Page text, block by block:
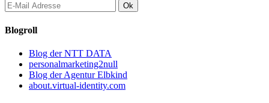
Blogroll
Blog der NTT DATA
personalmarketing2null
Blog der Agentur Elbkind
about.virtual-identity.com